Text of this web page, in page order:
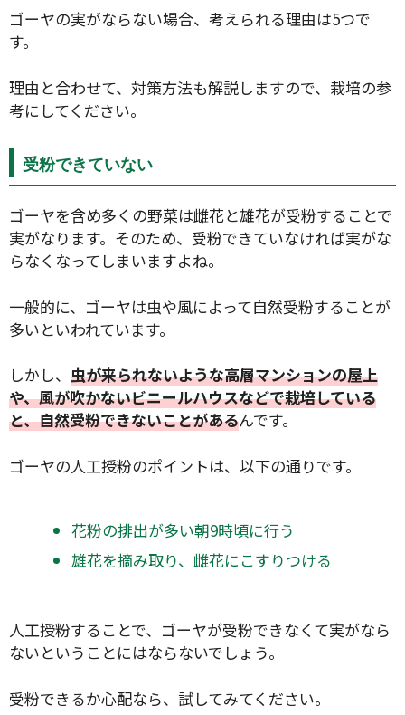
ゴーヤの実がならない場合、考えられる理由は5つで
す。
理由と合わせて、対策方法も解説しますので、栽培の参
考にしてください。
受粉できていない
ゴーヤを含め多くの野菜は雌花と雄花が受粉することで
実がなります。そのため、受粉できていなければ実がな
らなくなってしまいますよね。
一般的に、ゴーヤは虫や風によって自然受粉することが
多いといわれています。
しかし、 虫が来られないような高層マンションの屋上
や、風が吹かないビニールハウスなどで栽培している
と、自然受粉できないことがあるんです。
ゴーヤの人工授粉のポイントは、以下の通りです。
花粉の排出が多い朝9時頃に行う
雄花を摘み取り、雌花にこすりつける
人工授粉することで、ゴーヤが受粉できなくて実がなら
ないということにはならないでしょう。
受粉できるか心配なら、試してみてください。